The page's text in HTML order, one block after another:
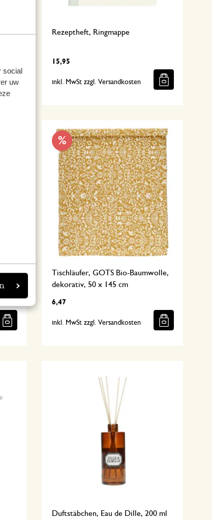
social
uw
Rezeptheft, Ringmappe
15,95
inkl. MwSt zzgl. Versandkosten
%
Tischläufer, GOTS Bio-Baumwolle,
dekorativ, 50 x 145 cm
6,47
inkl. MwSt zzgl. Versandkosten
Duftstäbchen, Eau de Dille, 200 ml